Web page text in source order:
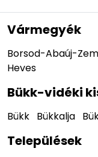
Vármegyék
Borsod-Abaúj-
Heves
Bükk-vidéki
Bükk Bükkalja
Települések